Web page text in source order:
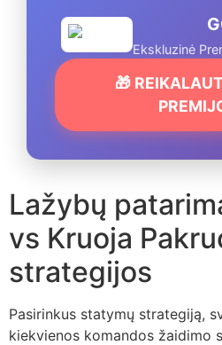
Ekskluzinė
🎁
Lažybų
vs Kruoja
strategijos
Pasirinkus statymų strategiją,
kiekvienos komandos žaidimo